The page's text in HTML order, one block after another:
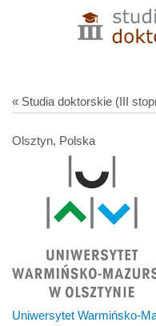
« Studia doktorskie (III
Olsztyn, Polska
Uniwersytet Warmińsko-